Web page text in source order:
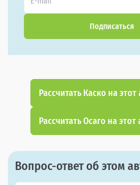
Подписаться
Рассчитать Каско на
Рассчитать Осаго на
Вопрос-ответ об этом